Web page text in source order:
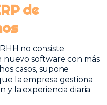
de
no consiste
software con más
casos, supone
la empresa gestiona
y la experiencia diaria